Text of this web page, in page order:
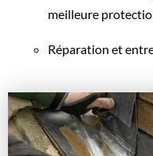
meilleure
Réparation et